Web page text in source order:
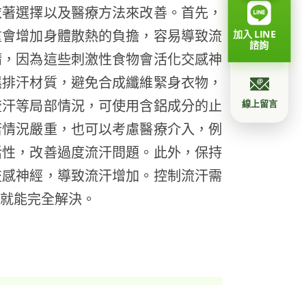
選擇以及醫療方法來改善。首先，
增加身體散熱的負擔，容易導致流
因為這些刺激性食物會活化交感神
汗材質，避免合成纖維緊身衣物，
等局部情況，可使用含鋁成分的止
況嚴重，也可以考慮醫療介入，例
，改善過度流汗問題。此外，保持
神經，導致流汗增加。控制流汗需
能完全解決。
加入 LINE
諮詢
線上留言